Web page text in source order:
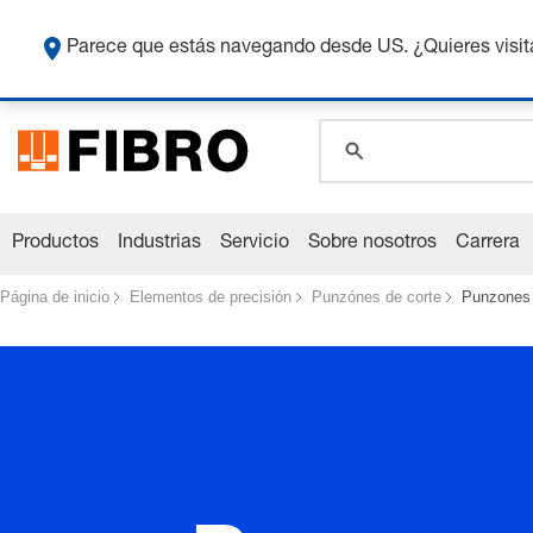
Productos Industrias Servicio Sobre nosotros Carrera
Página de inicio Elementos de precisión Punzónes de corte
Parece que estás navegando desde US. ¿Quieres